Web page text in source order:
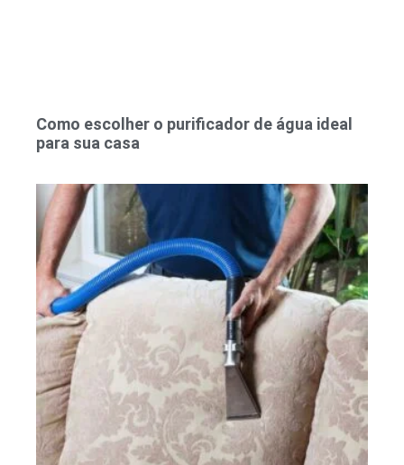
Como escolher o purificador de água ideal
para sua casa